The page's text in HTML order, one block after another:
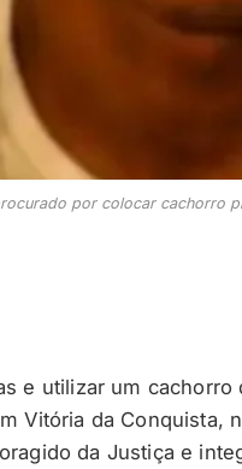
por colocar cachorro
e utilizar um cachorro
Vitória da Conquista,
da Justiça e